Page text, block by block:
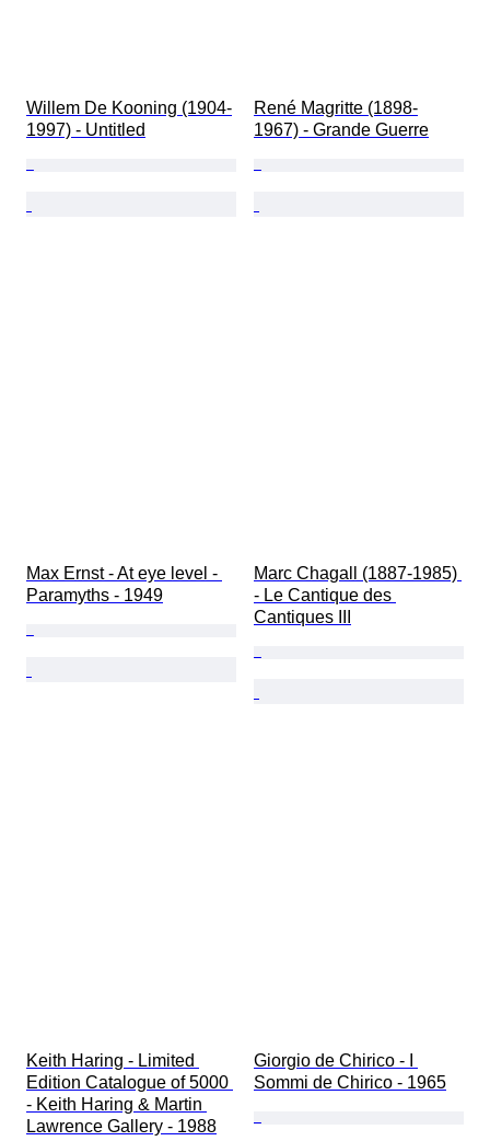
Willem De Kooning (1904-
1997) - Untitled
René Magritte (1898-
1967) - Grande Guerre
Max Ernst - At eye level -
Paramyths - 1949
Marc Chagall (1887-1985)
- Le Cantique des
Cantiques III
Keith Haring - Limited
Edition Catalogue of 5000
- Keith Haring & Martin
Lawrence Gallery - 1988
Giorgio de Chirico - I
Sommi de Chirico - 1965